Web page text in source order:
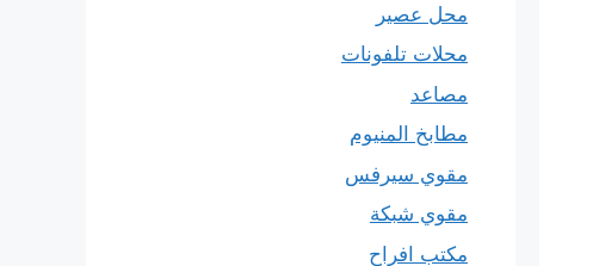
محل عصير
محلات تلفونات
مصاعد
مطابخ المنيوم
مقوي سيرفس
مقوي شبكة
مكتب افراح